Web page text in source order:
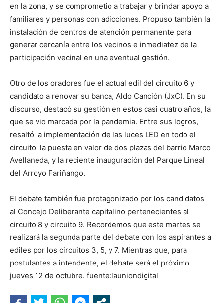
en la zona, y se comprometió a trabajar y brindar apoyo a
familiares y personas con adicciones. Propuso también la
instalación de centros de atención permanente para
generar cercanía entre los vecinos e inmediatez de la
participación vecinal en una eventual gestión.
Otro de los oradores fue el actual edil del circuito 6 y
candidato a renovar su banca, Aldo Canción (JxC). En su
discurso, destacó su gestión en estos casi cuatro años, la
que se vio marcada por la pandemia. Entre sus logros,
resaltó la implementación de las luces LED en todo el
circuito, la puesta en valor de dos plazas del barrio Marco
Avellaneda, y la reciente inauguración del Parque Lineal
del Arroyo Fariñango.
El debate también fue protagonizado por los candidatos
al Concejo Deliberante capitalino pertenecientes al
circuito 8 y circuito 9. Recordemos que este martes se
realizará la segunda parte del debate con los aspirantes a
ediles por los circuitos 3, 5, y 7. Mientras que, para
postulantes a intendente, el debate será el próximo
jueves 12 de octubre. fuente:launiondigital